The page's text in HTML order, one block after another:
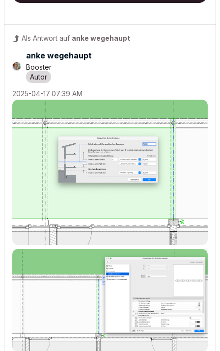
Als Antwort auf anke wegehaupt
anke wegehaupt
Booster
‎2025-04-17 07:39 AM